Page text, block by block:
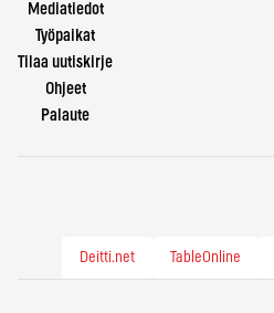
Mediatiedot
Työpaikat
Tilaa uutiskirje
Ohjeet
Palaute
Deitti.net TableOnline